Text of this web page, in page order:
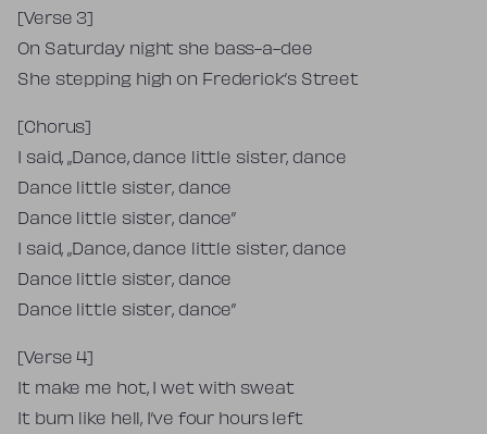
[Verse 3]
On Saturday night she bass-a-dee
She stepping high on Frederick’s Street
[Chorus]
I said, „Dance, dance little sister, dance
Dance little sister, dance
Dance little sister, dance”
I said, „Dance, dance little sister, dance
Dance little sister, dance
Dance little sister, dance”
[Verse 4]
It make me hot, I wet with sweat
It burn like hell, I’ve four hours left